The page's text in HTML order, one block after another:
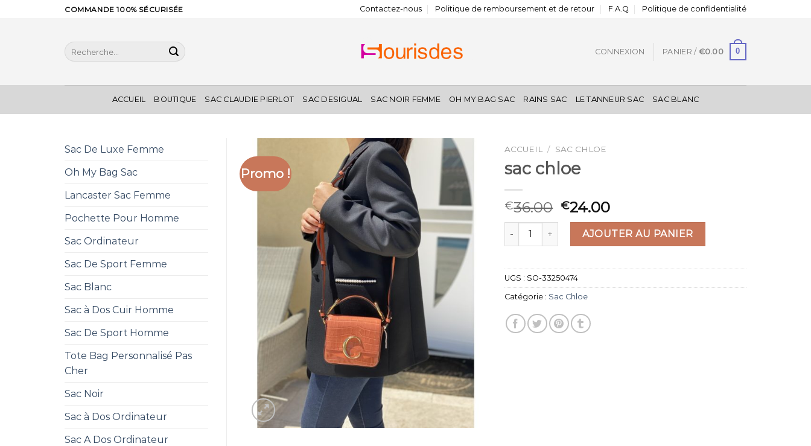
COMMANDE 100% SÉCURISÉE Contactez-nous Politique de remboursement et de retour F.A.Q Politique de confidentialité
Recherche
pour :
CONNEXION PANIER / €0.00 0
ACCUEIL BOUTIQUE SAC CLAUDIE PIERLOT SAC DESIGUAL SAC NOIR FEMME OH MY BAG SAC RAINS SAC LE TANNEUR SAC SAC BLANC
Sac De Luxe Femme
Oh My Bag Sac
Lancaster Sac Femme
Pochette Pour Homme
Sac Ordinateur
Sac De Sport Femme
Sac Blanc
Sac à Dos Cuir Homme
Sac De Sport Homme
Tote Bag Personnalisé Pas
Cher
Sac Noir
Sac à Dos Ordinateur
Sac A Dos Ordinateur
Promo !
ACCUEIL / SAC CHLOE
sac chloe
€36.00 €24.00
quantité de sac chloeAJOUTER AU PANIER
UGS : SO-33250474
Catégorie : Sac Chloe